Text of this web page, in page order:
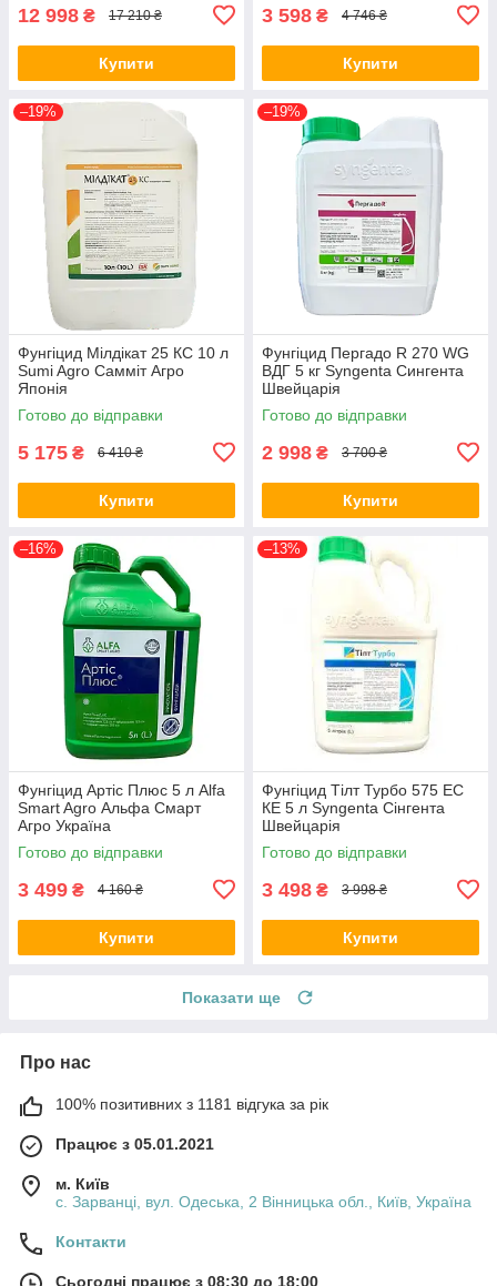
12 998 ₴ 17 210 ₴
Купити
3 598 ₴ 4 746 ₴
Купити
–19%
Фунгіцид Мілдікат 25 КС 10 л
Sumi Agro Самміт Агро
Японія
Готово до відправки
5 175 ₴ 6 410 ₴
Купити
–19%
Фунгіцид Пергадо R 270 WG
ВДГ 5 кг Syngenta Сингента
Швейцарія
Готово до відправки
2 998 ₴ 3 700 ₴
Купити
–16%
Фунгіцид Артіс Плюс 5 л Alfa
Smart Agro Альфа Смарт
Агро Україна
Готово до відправки
3 499 ₴ 4 160 ₴
Купити
–13%
Фунгіцид Тілт Турбо 575 ЕС
КЕ 5 л Syngenta Сінгента
Швейцарія
Готово до відправки
3 498 ₴ 3 998 ₴
Купити
Показати ще
Про нас
100% позитивних з 1181 відгука за рік
Працює з 05.01.2021
м. Київ
с. Зарванці, вул. Одеська, 2 Вінницька обл., Київ, Україна
Контакти
Сьогодні працює з 08:30 до 18:00